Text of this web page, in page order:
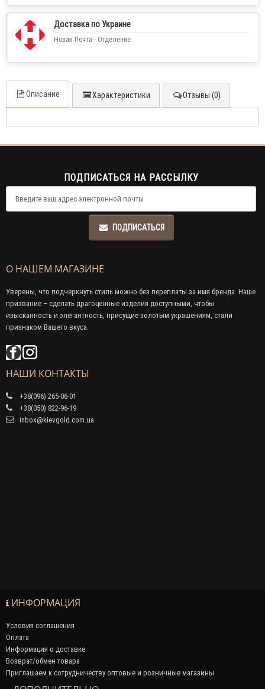
Доставка по Украине
Новая Почта - Отделение
Описание Характеристики Отзывы (0)
ПОДПИСАТЬСЯ НА РАССЫЛКУ
ПОДПИСАТЬСЯ
О НАШЕМ МАГАЗИНЕ
Уверены, что подчеркнуть стиль можно без переплаты за имя бренда. Наше
призвание – сделать драгоценные изделия доступными, чтобы
изысканность и элегантность, присущие золотым украшениям, стали
признаком Вашего вкуса.
НАШИ КОНТАКТЫ
+38(096) 265-06-01
+38(050) 822-96-19
inbox@kievgold.com.ua
ИНФОРМАЦИЯ
Условия соглашения
Оплата
Информация о доставке
Возврат/обмен товара
Приглашаем к сотрудничеству оптовые и розничные магазины